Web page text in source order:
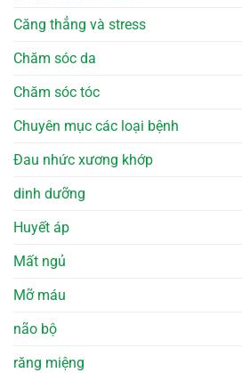
Căng thẳng và stress
Chăm sóc da
Chăm sóc tóc
Chuyên mục các loại bệnh
Đau nhức xương khớp
dinh dưỡng
Huyết áp
Mất ngủ
Mỡ máu
não bộ
răng miệng